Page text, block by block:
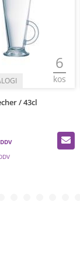
6
kos
/ 43cl